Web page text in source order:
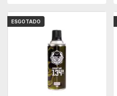
ESGOTADO